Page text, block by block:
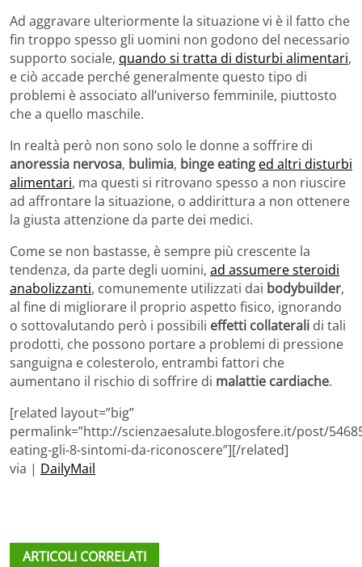
Ad aggravare ulteriormente la situazione vi è il fatto che
fin troppo spesso gli uomini non godono del necessario
supporto sociale, quando si tratta di disturbi alimentari,
e ciò accade perché generalmente questo tipo di
problemi è associato all’universo femminile, piuttosto
che a quello maschile.
In realtà però non sono solo le donne a soffrire di
anoressia nervosa, bulimia, binge eating ed altri disturbi
alimentari, ma questi si ritrovano spesso a non riuscire
ad affrontare la situazione, o addirittura a non ottenere
la giusta attenzione da parte dei medici.
Come se non bastasse, è sempre più crescente la
tendenza, da parte degli uomini, ad assumere steroidi
anabolizzanti, comunemente utilizzati dai bodybuilder,
al fine di migliorare il proprio aspetto fisico, ignorando
o sottovalutando però i possibili effetti collaterali di tali
prodotti, che possono portare a problemi di pressione
sanguigna e colesterolo, entrambi fattori che
aumentano il rischio di soffrire di malattie cardiache.
[related layout=”big”
permalink=”http://scienzaesalute.blogosfere.it/post/
eating-gli-8-sintomi-da-riconoscere”][/related]
via | DailyMail
ARTICOLI CORRELATI